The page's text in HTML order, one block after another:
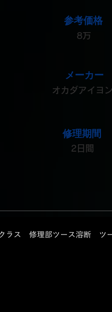
参考価格
8万
メーカー
オカダアイヨン
修理期間
2日間
ラス　修理部ツース溶断　